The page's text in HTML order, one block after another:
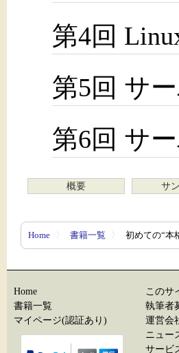
第4回
第5回 サ
第6回 サ
概要 サ
Home 〉 書籍一覧 〉 初めての“本
Home
書籍一覧
マイページ(認証あり)
このサ
執筆者
運営会
ニュー
サービ